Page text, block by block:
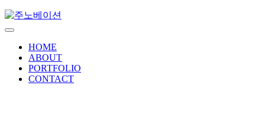
HOME
ABOUT
PORTFOLIO
CONTACT